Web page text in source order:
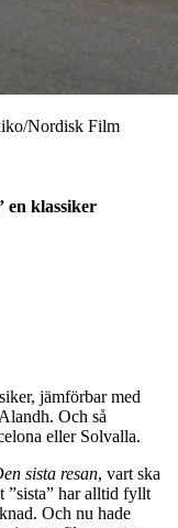
Nordisk Film
en klassiker
jämförbar med
Och så
eller Solvalla.
sista resan, vart ska
”sista” har alltid fyllt
Och nu hade